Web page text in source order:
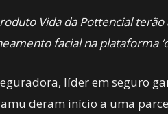
Vida da Pottencial
facial na plataforma
líder em seguro
deram início a uma